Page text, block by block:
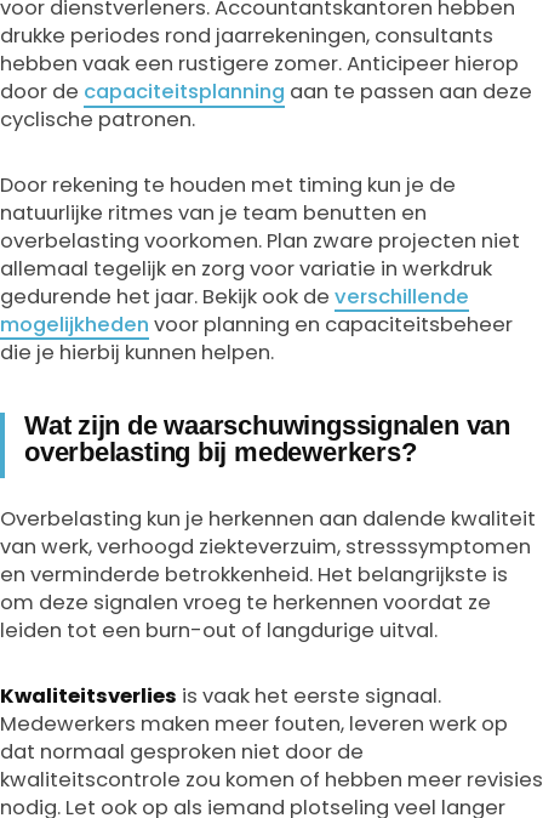
voor dienstverleners. Accountantskantoren hebben
drukke periodes rond jaarrekeningen, consultants
hebben vaak een rustigere zomer. Anticipeer hierop
door de capaciteitsplanning aan te passen aan deze
cyclische patronen.
Door rekening te houden met timing kun je de
natuurlijke ritmes van je team benutten en
overbelasting voorkomen. Plan zware projecten niet
allemaal tegelijk en zorg voor variatie in werkdruk
gedurende het jaar. Bekijk ook de verschillende
mogelijkheden voor planning en capaciteitsbeheer
die je hierbij kunnen helpen.
Wat zijn de waarschuwingssignalen van
overbelasting bij medewerkers?
Overbelasting kun je herkennen aan dalende kwaliteit
van werk, verhoogd ziekteverzuim, stresssymptomen
en verminderde betrokkenheid. Het belangrijkste is
om deze signalen vroeg te herkennen voordat ze
leiden tot een burn-out of langdurige uitval.
Kwaliteitsverlies is vaak het eerste signaal.
Medewerkers maken meer fouten, leveren werk op
dat normaal gesproken niet door de
kwaliteitscontrole zou komen of hebben meer revisies
nodig. Let ook op als iemand plotseling veel langer